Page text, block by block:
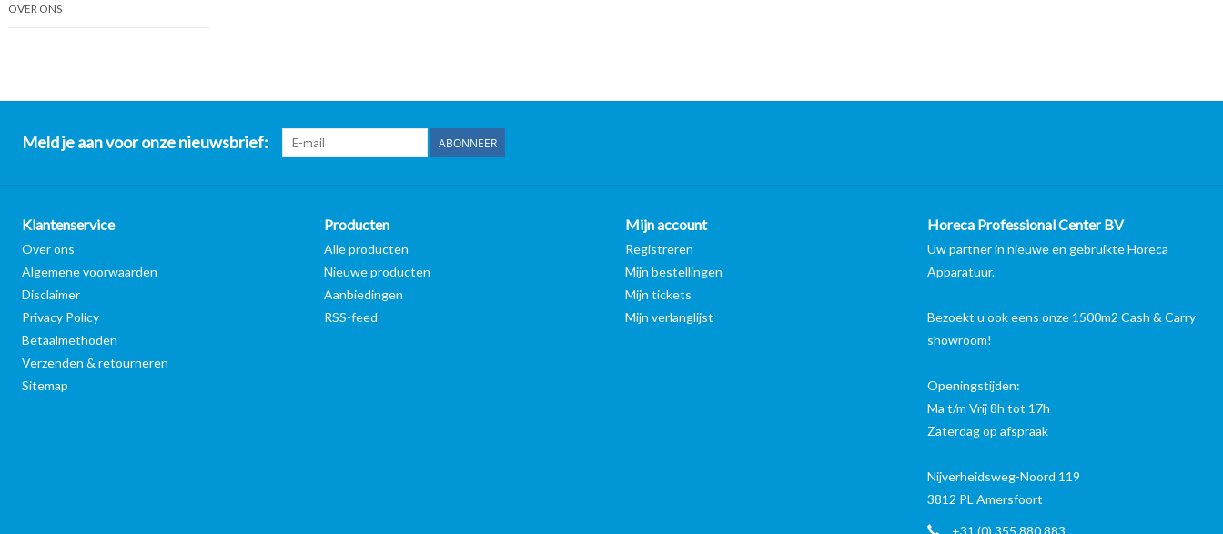
OVER ONS
Meld je aan voor onze nieuwsbrief: ABONNEER
Klantenservice
Over ons
Algemene voorwaarden
Disclaimer
Privacy Policy
Betaalmethoden
Verzenden & retourneren
Sitemap
Producten
Alle producten
Nieuwe producten
Aanbiedingen
RSS-feed
Mijn account
Registreren
Mijn bestellingen
Mijn tickets
Mijn verlanglijst
Horeca Professional Center BV
Uw partner in nieuwe en gebruikte Horeca
Apparatuur.
Bezoekt u ook eens onze 1500m2 Cash & Carry
showroom!
Openingstijden:
Ma t/m Vrij 8h tot 17h
Zaterdag op afspraak
Nijverheidsweg-Noord 119
3812 PL Amersfoort